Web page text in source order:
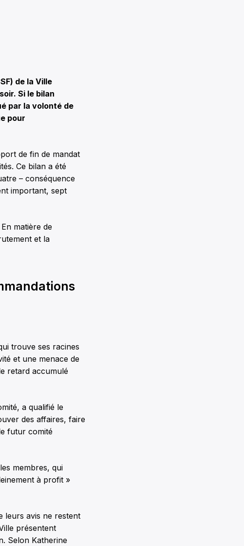
de la Ville
Si le bilan
par la volonté de
pour
de fin de mandat
Ce bilan a été
– conséquence
important, sept
matière de
et la
trouve ses racines
et une menace de
retard accumulé
a qualifié le
des affaires, faire
futur comité
membres, qui
à profit »
leurs avis ne restent
présentent
Selon Katherine